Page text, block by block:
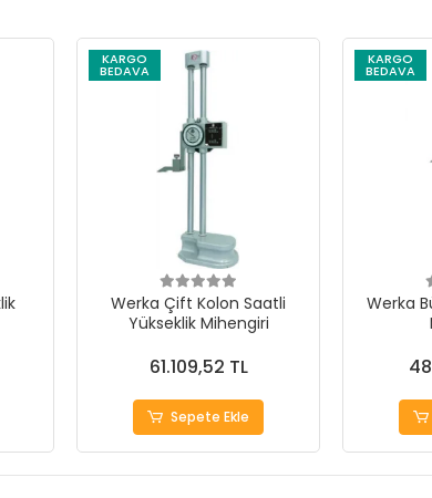
KARGO
BEDAVA
Werka Çift Kolon Saatli
Yükseklik Mihengiri
61.109,52 TL
Sepete Ekle
KARGO
BEDAVA
Werka